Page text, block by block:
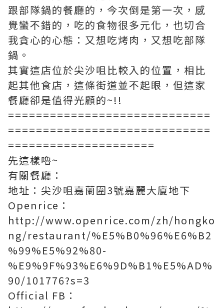
跟部隊鍋的餐廳的，今次倒是第一次，感
覺蠻不錯的，吃的食物很多元化，也切合
我貪心的心態：又想吃烤肉，又想吃部隊
鍋。
其實這店位於尖沙咀比較入的位置，相比
起其他食店，這條街道並不起眼，但這家
餐廳卻是值得光顧的~!!
=============================
=============================
=====================
先這樣嚕~
有關餐廳：
地址：尖沙咀嘉蘭圍3號嘉麗大廈地下
Openrice：
http://www.openrice.com/zh/hongko
ng/restaurant/%E5%B0%96%E6%B2
%99%E5%92%80-
%E9%9F%93%E6%9D%B1%E5%AD%
90/101776?s=3
Official FB：